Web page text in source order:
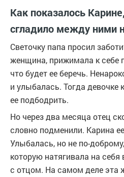
Как показалось
сгладило между ними
Светочку папа просил
женщина, прижимала к себе
что будет ее беречь.
и улыбалась. Тогда девочке
ее подбодрить.
Но через два месяца отец
словно подменили. Карина
Улыбалась, но не по-
которую натягивала на
с отцом. На самом деле эта